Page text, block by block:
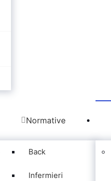
Normative
Back
Infermieri